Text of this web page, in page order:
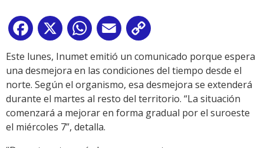
Facebook
X WhatsApp
Email
Link
Este lunes, Inumet emitió un comunicado porque espera
una desmejora en las condiciones del tiempo desde el
norte. Según el organismo, esa desmejora se extenderá
durante el martes al resto del territorio. “La situación
comenzará a mejorar en forma gradual por el suroeste
el miércoles 7”, detalla.